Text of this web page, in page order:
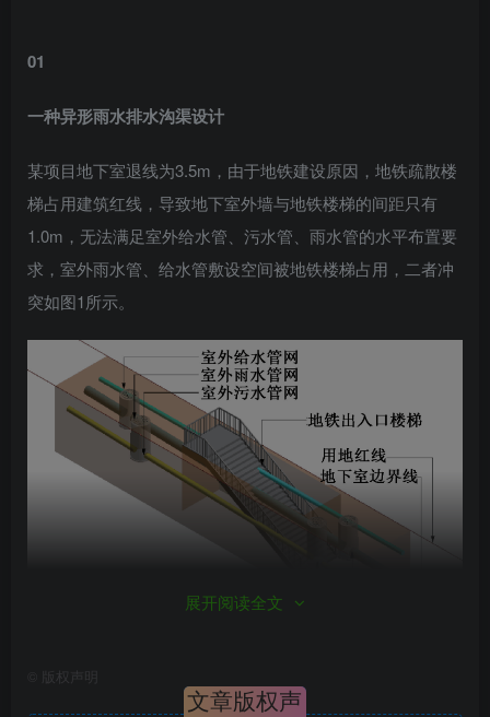
01
一种异形雨水排水沟渠设计
某项目地下室退线为3.5m，由于地铁建设原因，地铁疏散楼
梯占用建筑红线，导致地下室外墙与地铁楼梯的间距只有
1.0m，无法满足室外给水管、污水管、雨水管的水平布置要
求，室外雨水管、给水管敷设空间被地铁楼梯占用，二者冲
突如图1所示。
展开阅读全文
版权声明
文章版权声